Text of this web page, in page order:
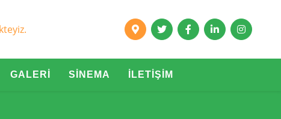
GALERİ SİNEMA İLETİŞİM